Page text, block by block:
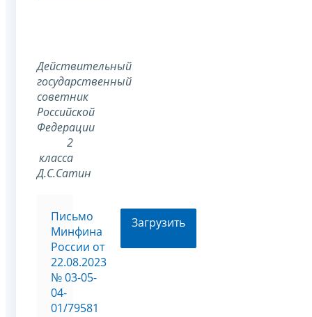
Действительный
государственный
советник
Российской
Федерации
2
класса
Д.С.Сатин
Письмо
Минфина
России от
22.08.2023
№ 03-05-
04-
01/79581
Загрузить